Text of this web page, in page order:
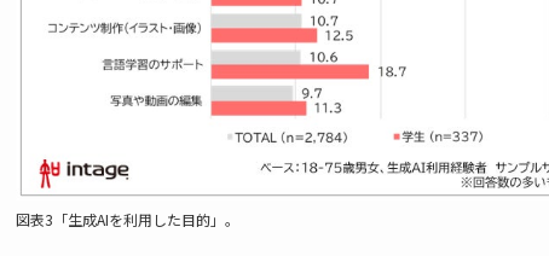
図表3「生成AIを利用した目的」。